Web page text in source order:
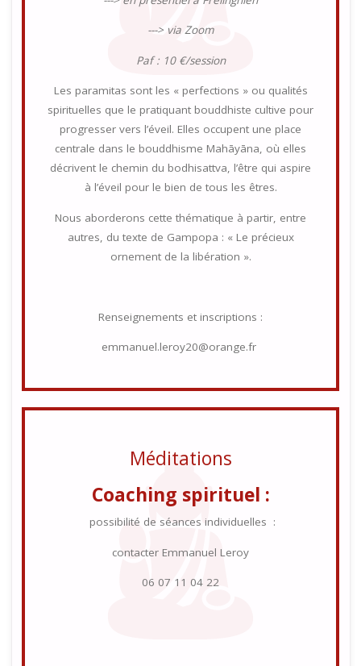
---> via Zoom
Paf : 10 €/session
Les paramitas sont les « perfections » ou qualités
spirituelles que le pratiquant bouddhiste cultive pour
progresser vers l’éveil. Elles occupent une place
centrale dans le bouddhisme Mahāyāna, où elles
décrivent le chemin du bodhisattva, l’être qui aspire
à l’éveil pour le bien de tous les êtres.
Nous aborderons cette thématique à partir, entre
autres, du texte de Gampopa : « Le précieux
ornement de la libération ».
Renseignements et inscriptions :
emmanuel.leroy20@orange.fr
Méditations
Coaching spirituel :
possibilité de séances individuelles :
contacter Emmanuel Leroy
06 07 11 04 22